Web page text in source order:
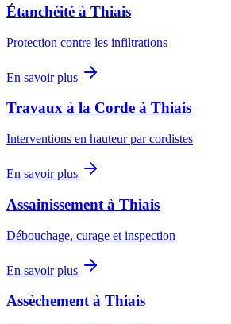
Étanchéité à Thiais
Protection contre les infiltrations
En savoir plus
Travaux à la Corde à Thiais
Interventions en hauteur par cordistes
En savoir plus
Assainissement à Thiais
Débouchage, curage et inspection
En savoir plus
Assèchementà Thiais